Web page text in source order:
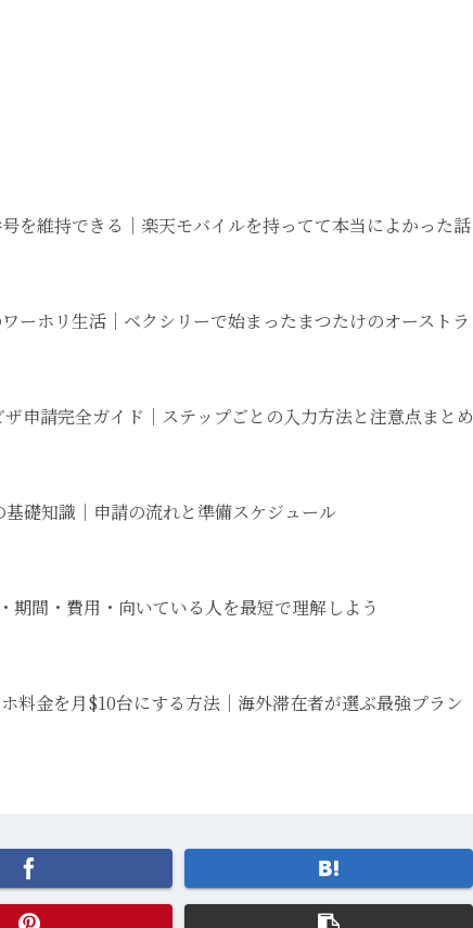
を維持できる｜楽天モバイルを持ってて本当によかった話
ーホリ生活｜ベクシリーで始まったまつたけのオーストラ
ザ申請完全ガイド｜ステップごとの入力方法と注意点まとめ
基礎知識｜申請の流れと準備スケジュール
期間・費用・向いている人を最短で理解しよう
料金を月$10台にする方法｜海外滞在者が選ぶ最強プラン